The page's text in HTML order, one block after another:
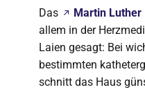
Das Martin Luther
allem in der
Laien gesagt: Bei
bestimmten
schnitt das Haus